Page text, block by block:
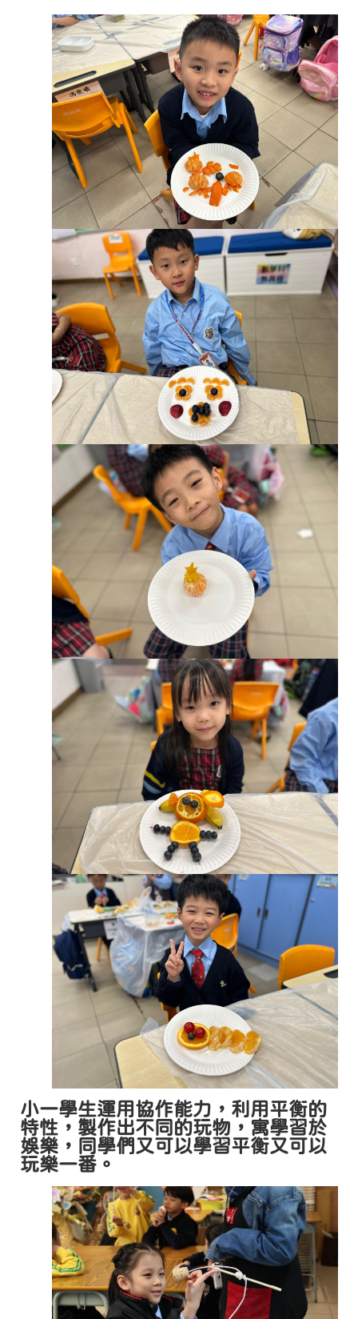
小一學生運用協作能力，利用平衡的
特性，製作出不同的玩物，寓學習於
娛樂，同學們又可以學習平衡又可以
玩樂一番。